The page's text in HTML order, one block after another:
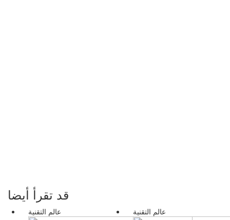
قد تقرأ أيضا
عالم التقنية عالم التقنية